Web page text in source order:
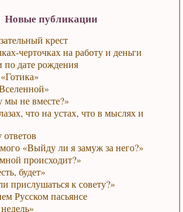
Новые публикации
крест
черточках на работу и деньги
дате рождения
мы не вместе?»
что на устах, что в мыслях и
«Выйду ли я замуж за него?»
происходит?»
будет»
прислушаться к совету?»
Русском пасьянсе